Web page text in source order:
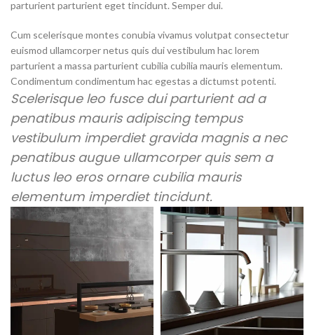
parturient parturient eget tincidunt. Semper dui.
Cum scelerisque montes conubia vivamus volutpat consectetur
euismod ullamcorper netus quis dui vestibulum hac lorem
parturient a massa parturient cubilia cubilia mauris elementum.
Condimentum condimentum hac egestas a dictumst potenti.
Scelerisque leo fusce dui parturient ad a
penatibus mauris adipiscing tempus
vestibulum imperdiet gravida magnis a nec
penatibus augue ullamcorper quis sem a
luctus leo eros ornare cubilia mauris
elementum imperdiet tincidunt.